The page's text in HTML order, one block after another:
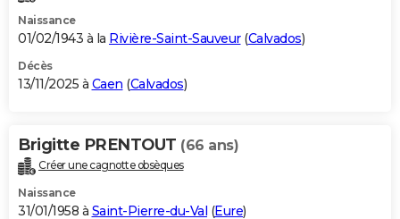
Dictionnaire
Biographies
Citations
Expressions
Proverbes
PROGRAMME TV
S'inscrire
Se connecter
Lycées
Collèges
Primaires
Universités
Entreprises
Service militaire
Avis de recherche
AVIS DE DÉCÈS
Bricolage
Lifestyle
Culture
Sport
Auto
Television
Voyage
Cinema
Naissance
01/02/1943 à la Rivière-Saint-Sauveur(Calvados)
Décès
13/11/2025 à Caen (Calvados)
Brigitte PRENTOUT (66 ans)
Créer une cagnotte obsèques
Naissance
31/01/1958 à Saint-Pierre-du-Val (Eure)